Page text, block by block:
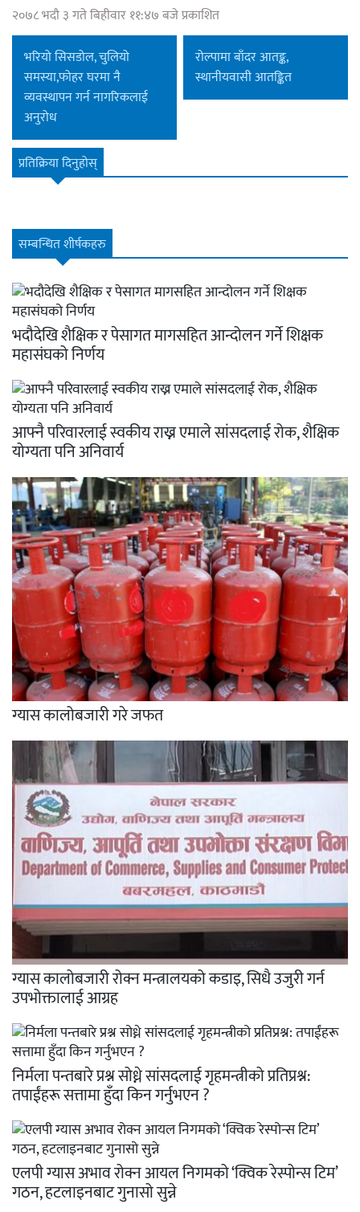
२०७८ भदौ ३ गते बिहीवार ११:४७ बजे प्रकाशित
भरियो सिसडोल, चुलियो
समस्या,फोहर घरमा नै
व्यवस्थापन गर्न नागरिकलाई
अनुरोध
रोल्पामा बाँदर आतङ्क,
स्थानीयवासी आतङ्कित
प्रतिक्रिया दिनुहोस्
सम्बन्धित शीर्षकहरु
भदौदेखि शैक्षिक र पेसागत मागसहित आन्दोलन गर्ने शिक्षक
महासंघको निर्णय
आफ्नै परिवारलाई स्वकीय राख्न एमाले सांसदलाई रोक, शैक्षिक
योग्यता पनि अनिवार्य
ग्यास कालोबजारी गरे जफत
ग्यास कालोबजारी रोक्न मन्त्रालयको कडाइ, सिधै उजुरी गर्न
उपभोक्तालाई आग्रह
निर्मला पन्तबारे प्रश्न सोध्ने सांसदलाई गृहमन्त्रीको प्रतिप्रश्न:
तपाईंहरू सत्तामा हुँदा किन गर्नुभएन ?
एलपी ग्यास अभाव रोक्न आयल निगमको ‘क्विक रेस्पोन्स टिम’
गठन, हटलाइनबाट गुनासो सुन्ने